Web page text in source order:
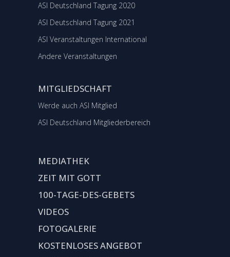
ASI Deutschland Tagung 2020
ASI Deutschland Tagung 2021
ASI Veranstaltungen International
Andere Veranstaltungen
MITGLIEDSCHAFT
Werde auch ASI Mitglied
ASI Deutschland Mitgliederbereich
MEDIATHEK
ZEIT MIT GOTT
100-TAGE-DES-GEBETS
VIDEOS
FOTOGALERIE
KOSTENLOSES ANGEBOT